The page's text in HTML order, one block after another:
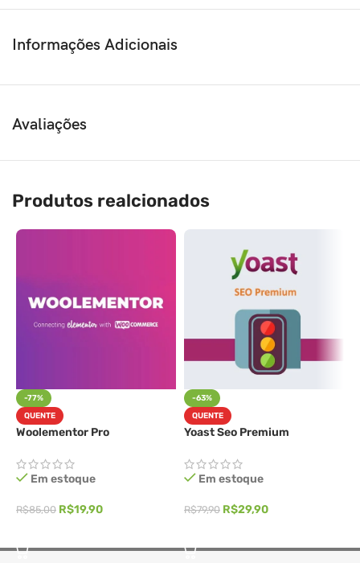
Informações Adicionais
Avaliações
Produtos realcionados
-77%
QUENTE
Woolementor Pro
Em estoque
R$85,00 R$19,90
-63%
QUENTE
Yoast Seo Premium
Em estoque
R$79,90 R$29,90